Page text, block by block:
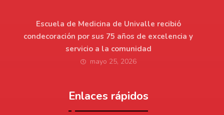
Escuela de Medicina de Univalle recibió
condecoración por sus 75 años de excelencia y
servicio a la comunidad
mayo 25, 2026
Enlaces rápidos